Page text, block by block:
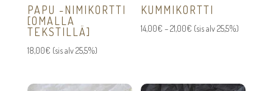
PAPU -NIMIKORTTI
[OMALLA
TEKSTILLÄ]
18,00€ (sis alv 25,5%)
KUMMIKORTTI
14,00€ –21,00€ Hintaluokka:
(sis alv 25,5%)